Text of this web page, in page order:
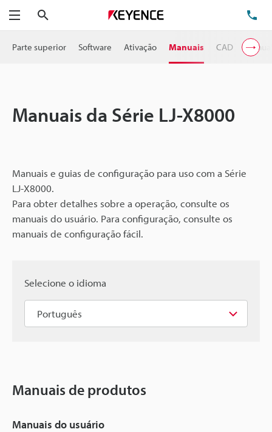
Menu
Parte superior Software Ativação Manuais CAD
Manuais da Série LJ-X8000
Manuais e guias de configuração para uso com a Série
LJ-X8000.
Para obter detalhes sobre a operação, consulte os
manuais do usuário. Para configuração, consulte os
manuais de configuração fácil.
Selecione o idioma
Manuais de produtos
Manuais do usuário